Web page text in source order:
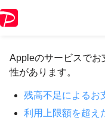
Appleのサービスでお
性があります。
残高不足によるお
利用上限額を超え